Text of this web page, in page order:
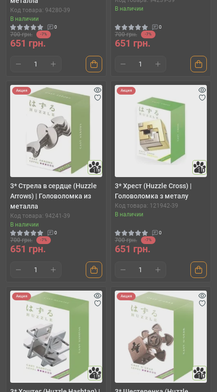
Код товара: 94280-39
В наличии
0
700 грн. -7%
651 грн.
В наличии
0
700 грн. -7%
651 грн.
Акция
10
3* Стрела в сердце (Huzzle
Arrows) | Головоломка из
металла
Код товара: 94241-39
В наличии
0
700 грн. -7%
651 грн.
Акция
10
3* Хрест (Huzzle Cross) |
Головоломка з металу
Код товара: 121942-39
В наличии
0
700 грн. -7%
651 грн.
Акция
10
Акция
10